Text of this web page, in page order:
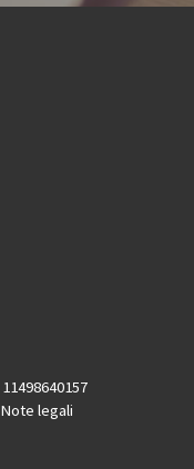
Note legali